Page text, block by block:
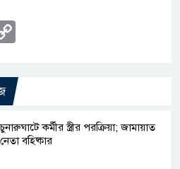
চুনারুঘাটে কর্মীর স্ত্রীর পরক্রিয়া; জামায়াত
নেতা বহিষ্কার